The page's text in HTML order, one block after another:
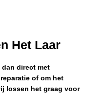
Het Laar
dan direct met
of om het
lossen het graag voor